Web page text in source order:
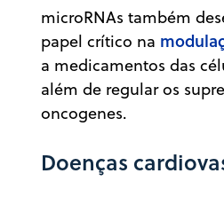
microRNAs também
papel crítico na
a medicamentos das
além de regular os
oncogenes.
Doenças